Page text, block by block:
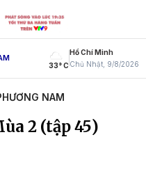
33° C
Hồ Chí Minh
Chủ Nhật, 9/8/2026
NAM
2 (tập 45)